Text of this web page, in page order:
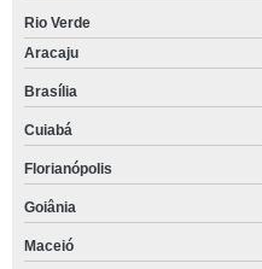
Rio Verde
Aracaju
Brasília
Cuiabá
Florianópolis
Goiânia
Maceió